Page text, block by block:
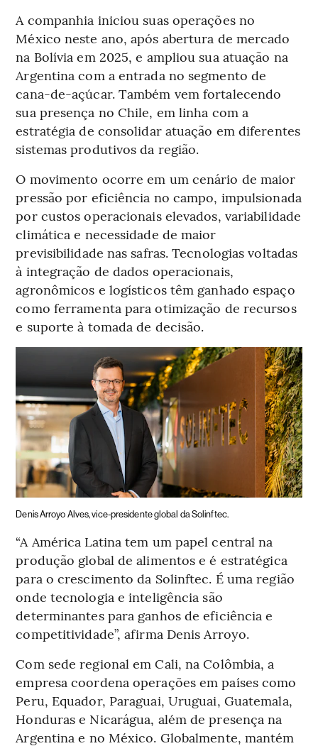
A companhia iniciou suas operações no
México neste ano, após abertura de mercado
na Bolívia em 2025, e ampliou sua atuação na
Argentina com a entrada no segmento de
cana-de-açúcar. Também vem fortalecendo
sua presença no Chile, em linha com a
estratégia de consolidar atuação em diferentes
sistemas produtivos da região.
O movimento ocorre em um cenário de maior
pressão por eficiência no campo, impulsionada
por custos operacionais elevados, variabilidade
climática e necessidade de maior
previsibilidade nas safras. Tecnologias voltadas
à integração de dados operacionais,
agronômicos e logísticos têm ganhado espaço
como ferramenta para otimização de recursos
e suporte à tomada de decisão.
Denis Arroyo Alves, vice-presidente global da Solinftec.
“A América Latina tem um papel central na
produção global de alimentos e é estratégica
para o crescimento da Solinftec. É uma região
onde tecnologia e inteligência são
determinantes para ganhos de eficiência e
competitividade”, afirma Denis Arroyo.
Com sede regional em Cali, na Colômbia, a
empresa coordena operações em países como
Peru, Equador, Paraguai, Uruguai, Guatemala,
Honduras e Nicarágua, além de presença na
Argentina e no México. Globalmente, mantém